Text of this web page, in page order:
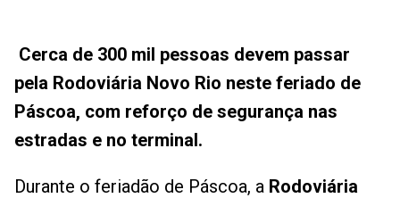
Cerca de 300 mil pessoas devem passar
pela Rodoviária Novo Rio neste feriado de
Páscoa, com reforço de segurança nas
estradas e no terminal.
Durante o feriadão de Páscoa, a Rodoviária